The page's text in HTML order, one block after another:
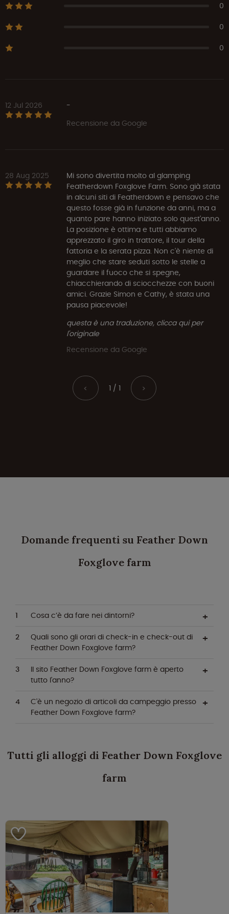
0
0
0
12 Jul 2026
-
Recensione da Google
28 Aug 2025
Mi sono divertita molto al glamping
Featherdown Foxglove Farm. Sono già stata
in alcuni siti di Featherdown e pensavo che
questo fosse già in funzione da anni, ma a
quanto pare hanno iniziato solo quest'anno.
La posizione è ottima e tutti abbiamo
apprezzato il giro in trattore, il tour della
fattoria e la serata pizza. Non c'è niente di
meglio che stare seduti sotto le stelle a
guardare il fuoco che si spegne,
chiacchierando di sciocchezze con buoni
amici. Grazie Simon e Cathy, è stata una
pausa piacevole!
questa è una traduzione, clicca qui per
l'originale
Recensione da Google
< 1 / 1 >
Domande frequenti su Feather Down
Foxglove farm
Cosa c’è da fare nei dintorni?
Quali sono gli orari di check-in e check-out di
Feather Down Foxglove farm?
Il sito Feather Down Foxglove farm è aperto
tutto l'anno?
C'è un negozio di articoli da campeggio presso
Feather Down Foxglove farm?
Tutti gli alloggi di Feather Down Foxglove
farm